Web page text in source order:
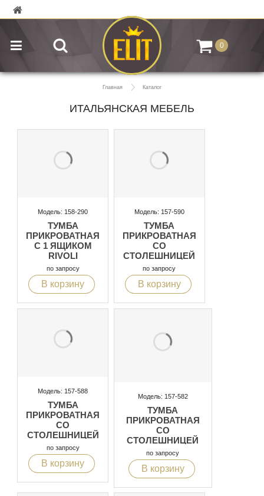
0
Главная Каталог
ИТАЛЬЯНСКАЯ МЕБЕЛЬ
Модель: 158-290
ТУМБА
ПРИКРОВАТНАЯ
С 1 ЯЩИКОМ
RIVOLI
по запросу
В корзину
Модель: 157-590
ТУМБА
ПРИКРОВАТНАЯ
СО
СТОЛЕШНИЦЕЙ
ИЗ СТЕКЛА С
ЭФФЕКТОМ
МРАМОРА, С
ПОДСВЕТКОЙ
по запросу
В корзину
Модель: 157-588
ТУМБА
ПРИКРОВАТНАЯ
СО
СТОЛЕШНИЦЕЙ
ИЗ СТЕКЛА С
ЭФФЕКТОМ
МРАМОРА, С
ПОДСВЕТКОЙ
по запросу
В корзину
Модель: 157-582
ТУМБА
ПРИКРОВАТНАЯ
СО
СТОЛЕШНИЦЕЙ
ИЗ СТЕКЛА С
ЭФФЕКТОМ
МРАМОРА,
МЕТАЛЛИЧЕСКИЕ
НОЖКИ
по запросу
В корзину